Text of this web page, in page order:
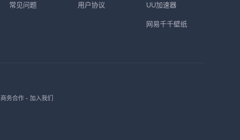
常见问题 用户协议 UU加速器
网易千千壁纸
商务合作- 加入我们